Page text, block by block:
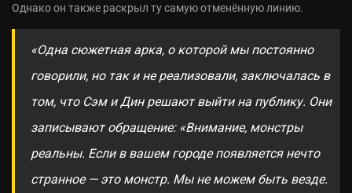
Однако он также раскрыл ту самую отменённую линию.
«Одна сюжетная арка, о которой мы постоянно
говорили, но так и не реализовали, заключалась в
том, что Сэм и Дин решают выйти на публику. Они
записывают обращение: «Внимание, монстры
реальны. Если в вашем городе появляется нечто
странное — это монстр. Мы не можем быть везде.